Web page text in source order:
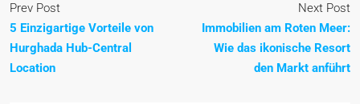
Prev Post
5 Einzigartige Vorteile von
Hurghada Hub-Central
Location
Next Post
Immobilien am Roten Meer:
Wie das ikonische Resort
den Markt anführt